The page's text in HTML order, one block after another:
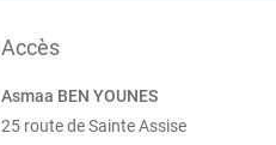
Accès
Asmaa BEN YOUNES
25 route de Sainte Assise